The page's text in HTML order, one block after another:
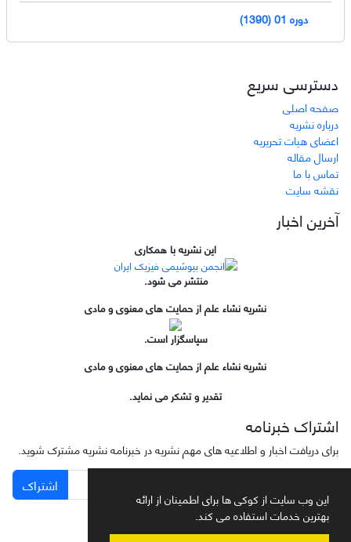
این وب سایت از کوکی ها برای اطمینان از ارائه
بهترین خدمات استفاده می کند.
دوره 01 (1390)
دسترسی سریع
صفحه اصلی
درباره نشریه
اعضای هیات تحریریه
ارسال مقاله
تماس با ما
نقشه سایت
آخرین اخبار
این نشریه با همکاری
منتشر می شود.
نشریه نشاء علم از حمایت های معنوی و مادی
سپاسگزار است.
نشریه نشاء علم از حمایت های معنوی و مادی
تقدیر و تشکر می نماید.
اشتراک خبرنامه
برای دریافت اخبار و اطلاعیه های مهم نشریه در خبرنامه نشریه مشترک شوید.
اشتراک